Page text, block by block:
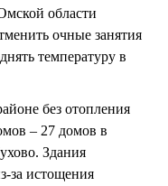
области
очные занятия
температуру в
без отопления
– 27 домов в
Здания
за истощения